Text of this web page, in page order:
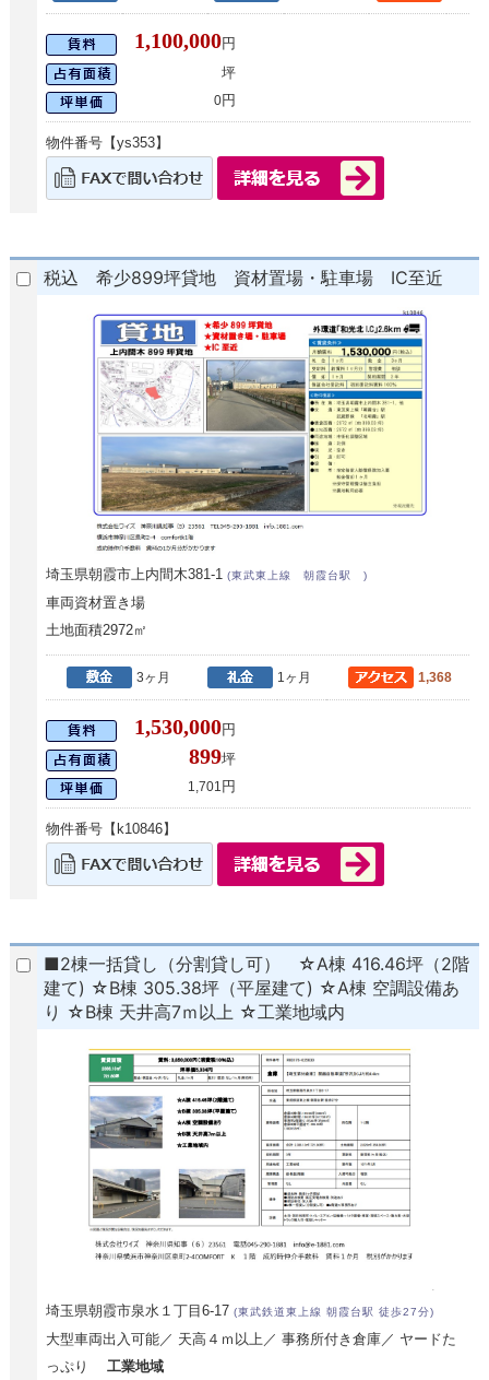
1,100,000円
坪
0円
物件番号【ys353】
税込 希少899坪貸地 資材置場・駐車場 IC至近
埼玉県朝霞市上内間木381-1(東武東上線 朝霞台駅 )
車両資材置き場
土地面積2972㎡
3ヶ月 1ヶ月 1,368
1,530,000円
899坪
1,701 円
物件番号【k10846】
■2棟一括貸し（分割貸し可） ☆A棟 416.46坪（2階
建て) ☆B棟 305.38坪（平屋建て) ☆A棟 空調設備あ
り ☆B棟 天井高7ｍ以上 ☆工業地域内
埼玉県朝霞市泉水１丁目6-17(東武鉄道東上線 朝霞台駅 徒歩27分)
大型車両出入可能／ 天高４ｍ以上／ 事務所付き倉庫／ ヤードた
っぷり工業地域